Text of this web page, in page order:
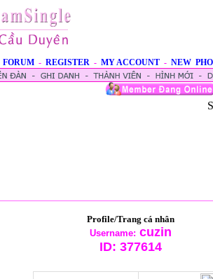
FORUM - REGISTER - MY ACCOUNT - NEW
Profile/Trang cá nhân
Username: cuzin
ID: 377614